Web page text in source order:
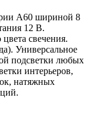
A60 шириной 8
12 В.
свечения.
Универсальное
подсветки любых
интерьеров,
натяжных